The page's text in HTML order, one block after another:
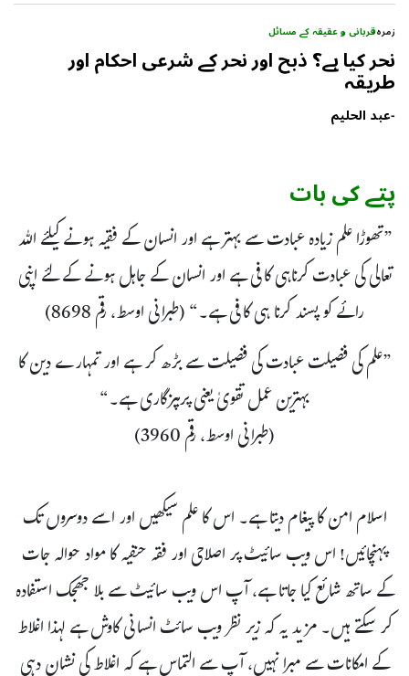
زمرہقربانی و عقیقہ کے مسائل
نحر کیا ہے؟ ذبح اور نحر کے شرعی احکام اور
طریقہ
-عبد الحلیم
پتے کی بات
”تھوڑا علم زیادہ عبادت سے بہتر ہے اور انسان کے فقیہ ہونے کیلئے اللہ
تعالی کی عبادت کرناہی کافی ہے اور انسان کے جاہل ہونے کے لئے اپنی
رائے کو پسند کرنا ہی کافی ہے۔“ (طبرانی اوسط، رقم 8698)
”علم کی فضیلت عبادت کی فضیلت سے بڑھ کر ہے اور تمہارے دین کا
بہترین عمل تقویٰ یعنی پرہیزگاری ہے۔“
(طبرانی اوسط، رقم 3960)
اسلام امن کا پیغام دیتا ہے۔ اس کا علم سیکھیں اور اسے دوسروں تک
پہنچائیں! اس ویب سائیٹ پر اصلاحی اور فقہ حنفیہ کا مواد حوالہ جات
کے ساتھ شائع کیا جاتا ہے، آپ اس ویب سائیٹ سے بلا جھجک استفادہ
کر سکتے ہیں۔ مزید یہ کہ زیر نظر ویب سائٹ انسانی کاوش ہے لہذا اغلاط